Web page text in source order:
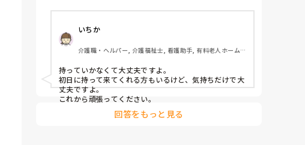
いちか
介護職・ヘルパー, 介護福祉士, 看護助手, 有料老人ホーム,
持っていかなくて大丈夫ですよ。
初日に持って来てくれる方もいるけど、気持ちだけで大
丈夫ですよ。
これから頑張ってください。
回答をもっと見る